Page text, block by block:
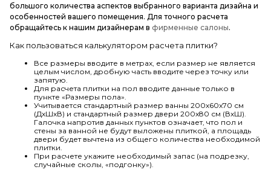
большого количества аспектов выбранного варианта дизайна и
особенностей вашего помещения. Для точного расчета
обращайтесь к нашим дизайнерам в фирменные салоны.
Как пользоваться калькулятором расчета плитки?
Все размеры вводите в метрах, если размер не является
целым числом, дробную часть вводите через точку или
запятую.
Для расчета плитки на пол вводите данные только в
пункте «Размеры пола».
Учитывается стандартный размер ванны 200х60х70 см
(ДхШхВ) и стандартный размер двери 200х80 см (ВхШ).
Галочка напротив данных пунктов означает, что пол и
стены за ванной не будут выложены плиткой, а площадь
двери будет вычтена из общего количества необходимой
плитки.
При расчете укажите необходимый запас (на подрезку,
случайные сколы, «подгонку»).